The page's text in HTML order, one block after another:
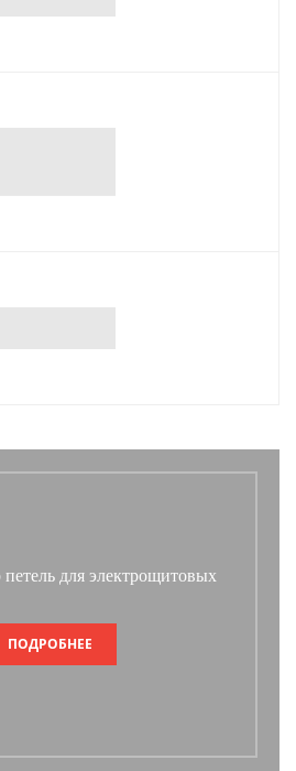
для электрощитовых
ПОДРОБНЕЕ